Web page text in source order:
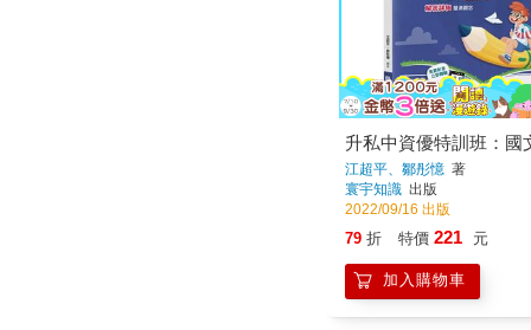
升私中資優特訓班：國
江超平、鄒彤憶 著
寰宇知識 出版
2022/09/16 出版
79 折 特價 221 元
加入購物車